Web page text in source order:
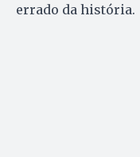
errado da história.